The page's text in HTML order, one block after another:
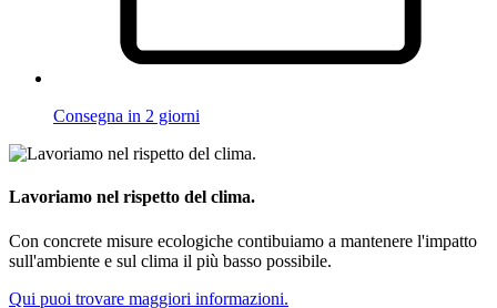
Consegna in 2 giorni
Lavoriamo nel rispetto del clima.
Con concrete misure ecologiche contibuiamo a mantenere l'impatto
sull'ambiente e sul clima il più basso possibile.
Qui puoi trovare maggiori informazioni.